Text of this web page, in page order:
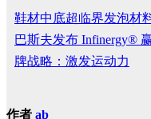
鞋材中底超临界发泡材
巴斯夫发布 Infinergy®
牌战略：激发运动力
作者 ab